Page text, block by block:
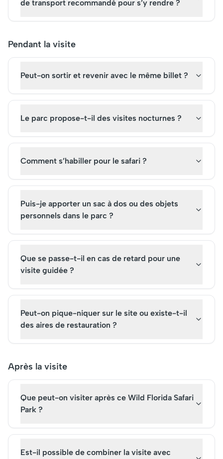
de transport recommandé pour s’y rendre ?
Pendant la visite
Peut-on sortir et revenir avec le même billet ?
Le parc propose-t-il des visites nocturnes ?
Comment s’habiller pour le safari ?
Puis-je apporter un sac à dos ou des objets
personnels dans le parc ?
Que se passe-t-il en cas de retard pour une
visite guidée ?
Peut-on pique-niquer sur le site ou existe-t-il
des aires de restauration ?
Après la visite
Que peut-on visiter après ce Wild Florida Safari
Park ?
Est-il possible de combiner la visite avec